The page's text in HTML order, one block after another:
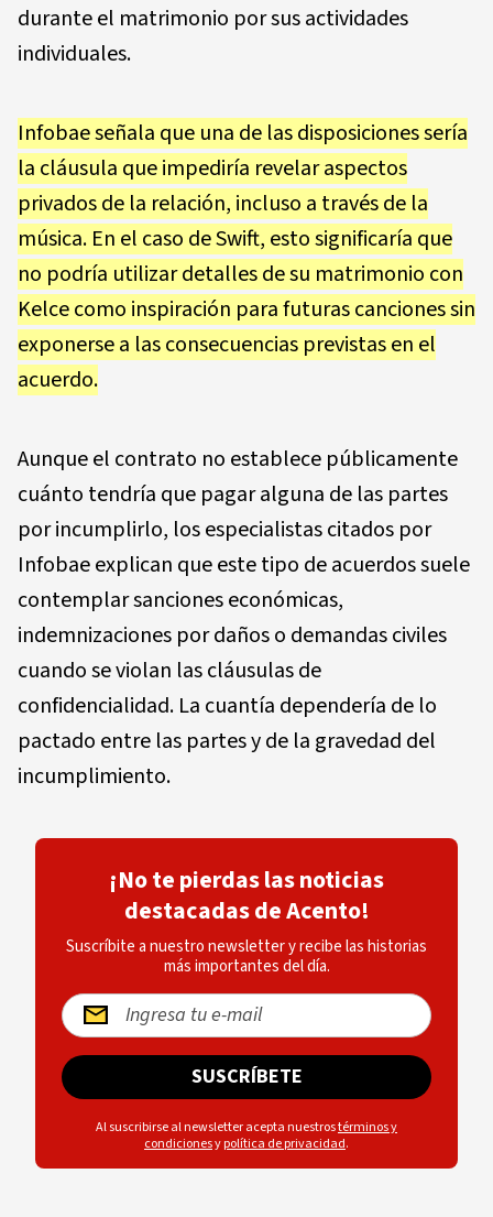
durante el matrimonio por sus actividades
individuales.
Infobae señala que una de las disposiciones sería
la cláusula que impediría revelar aspectos
privados de la relación, incluso a través de la
música. En el caso de Swift, esto significaría que
no podría utilizar detalles de su matrimonio con
Kelce como inspiración para futuras canciones sin
exponerse a las consecuencias previstas en el
acuerdo.
Aunque el contrato no establece públicamente
cuánto tendría que pagar alguna de las partes
por incumplirlo, los especialistas citados por
Infobae explican que este tipo de acuerdos suele
contemplar sanciones económicas,
indemnizaciones por daños o demandas civiles
cuando se violan las cláusulas de
confidencialidad. La cuantía dependería de lo
pactado entre las partes y de la gravedad del
incumplimiento.
¡No te pierdas las noticias
destacadas de Acento!
Suscríbite a nuestro newsletter y recibe las historias
más importantes del día.
SUSCRÍBETE
Al suscribirse al newsletter acepta nuestrostérminos y
condicionesypolítica de privacidad.